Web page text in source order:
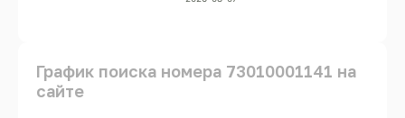
График поиска номера 73010001141 на
сайте